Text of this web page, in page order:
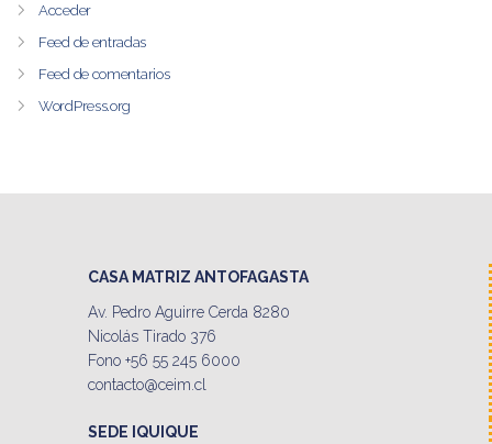
Acceder
Feed de entradas
Feed de comentarios
WordPress.org
CASA MATRIZ ANTOFAGASTA
Av. Pedro Aguirre Cerda 8280
Nicolás Tirado 376
Fono +56 55 245 6000
contacto@ceim.cl
SEDE IQUIQUE